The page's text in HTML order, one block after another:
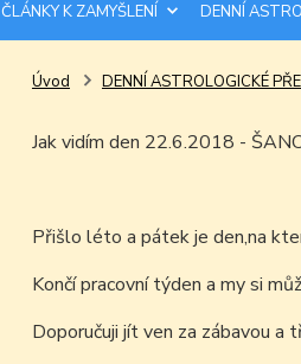
ČLÁNKY K ZAMYŠLENÍ DENNÍ
Úvod DENNÍ ASTROLOGICKÉ
Jak vidím den 22.6.2018 -
Přišlo léto a pátek je den,na
Končí pracovní týden a my si
Doporučuji jít ven za zábavou a